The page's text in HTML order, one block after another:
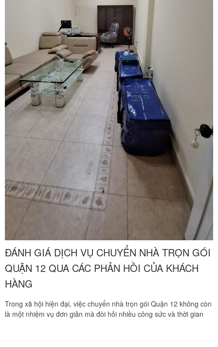
ĐÁNH GIÁ DỊCH VỤ CHUYỂN NHÀ TRỌN GÓI
QUẬN 12 QUA CÁC PHẢN HỒI CỦA KHÁCH
HÀNG
Trong xã hội hiện đại, việc chuyển nhà trọn gói Quận 12 không còn
là một nhiệm vụ đơn giản mà đòi hỏi nhiều công sức và thời gian